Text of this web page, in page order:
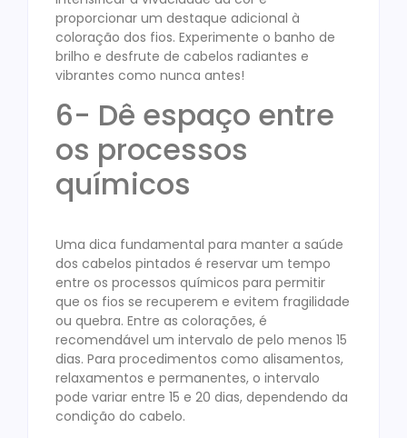
proporcionar um destaque adicional à
coloração dos fios. Experimente o banho de
brilho e desfrute de cabelos radiantes e
vibrantes como nunca antes!
6- Dê espaço entre
os processos
químicos
Uma dica fundamental para manter a saúde
dos cabelos pintados é reservar um tempo
entre os processos químicos para permitir
que os fios se recuperem e evitem fragilidade
ou quebra. Entre as colorações, é
recomendável um intervalo de pelo menos 15
dias. Para procedimentos como alisamentos,
relaxamentos e permanentes, o intervalo
pode variar entre 15 e 20 dias, dependendo da
condição do cabelo.